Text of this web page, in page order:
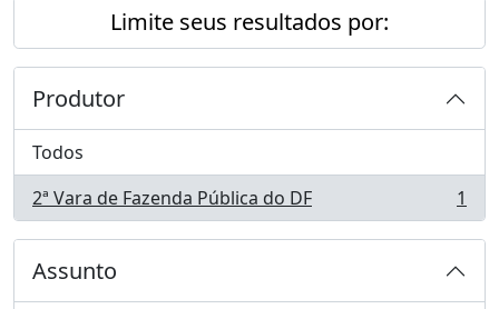
Limite seus resultados por:
Produtor
Todos
2ª Vara de Fazenda Pública do DF
, 1 resultados 1
Assunto